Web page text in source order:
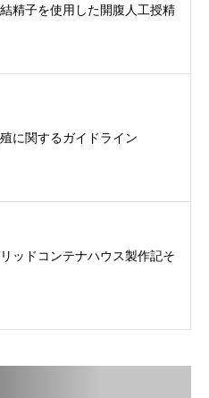
精子を使用した開腹人工授精
に関するガイドライン
ッドコンテナハウス製作記そ